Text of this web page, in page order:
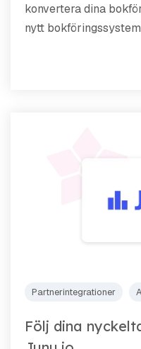
konvertera dina
nytt
Partnerintegrationer
Följ dina